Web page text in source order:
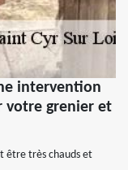
intervention
votre grenier et
être très chauds et